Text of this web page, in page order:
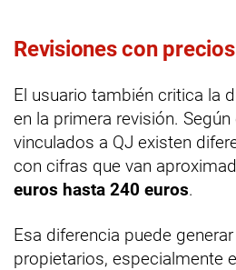
Revisiones con
El usuario también critica la
en la primera revisión.
vinculados a QJ existen
con cifras que van
euros hasta 240 euros.
Esa diferencia puede
propietarios, especialmente